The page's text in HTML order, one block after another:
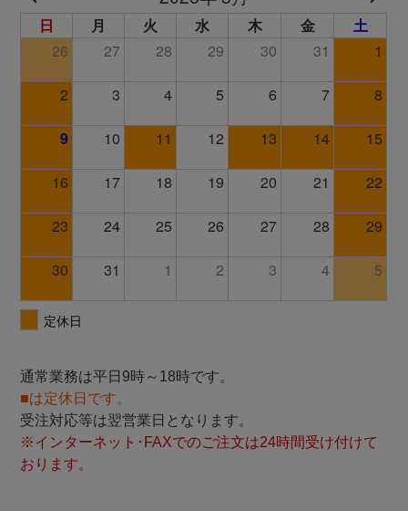
通常業務は平日9時～18時です。
■は定休日です。
受注対応等は翌営業日となります。
※インターネット･FAXでのご注文は24時間受け付けて
おります。